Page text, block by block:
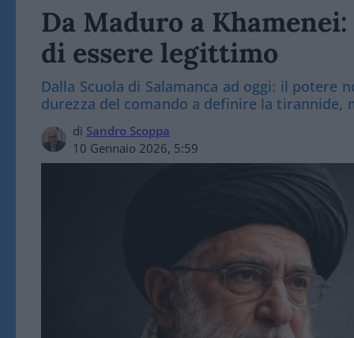
Da Maduro a
di essere legittimo
Dalla Scuola di Salamanca ad oggi: il potere
durezza del comando a definire la tirannide,
di Sandro Scoppa
10 Gennaio 2026, 5:59